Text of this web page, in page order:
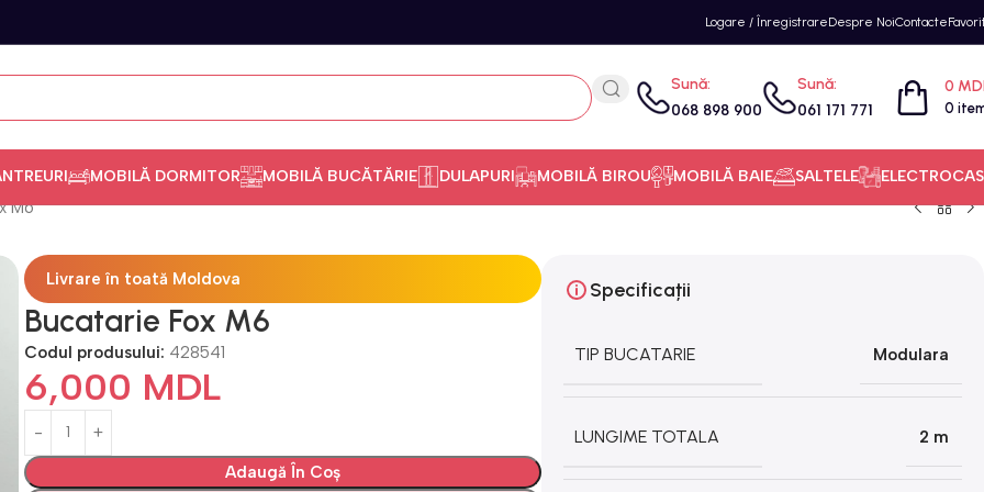
Logare / ÎnregistrareDespre NoiContacte
Sună:
068 898 900
Sună:
061 171 771 0
0
MOBILĂ DORMITOR MOBILĂ BUCĂTĂRIE DULAPURI MOBILĂ BIROU MOBILĂ BAIE SALTELE
M6
Livrare în toată Moldova
Bucatarie Fox M6
Codul produsului: 428541
6,000 MDL
Adaugă În Coș
Specificații
TIP BUCATARIE Modulara
LUNGIME TOTALA 2 m